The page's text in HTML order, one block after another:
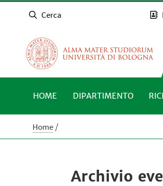
Cerca
HOME DIPARTIMENTO
Home
Archivio